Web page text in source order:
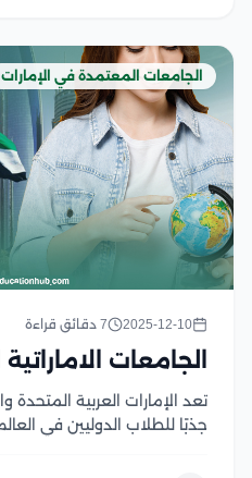
الجامعات المعتمدة في الإمارات
2025-12-10 7 دقائق قراءة
الجامعات
تعد الإمارات العربية المتحدة
جذبًا للطلاب الدوليين في